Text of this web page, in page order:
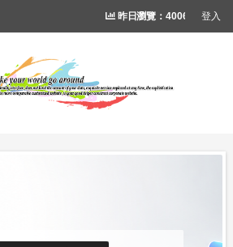
昨日瀏覽：40060 人次 ┊ 累計瀏
登入